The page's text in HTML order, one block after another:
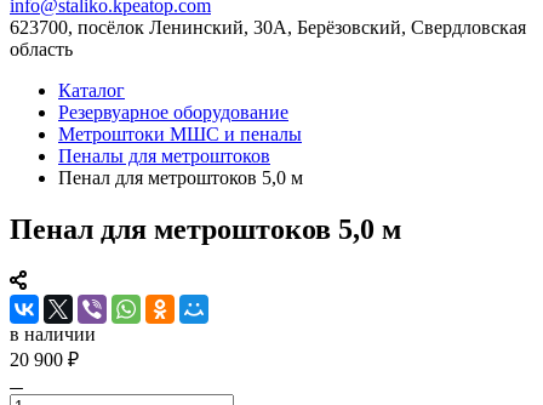
info@staliko.kpeatop.com
623700, посёлок Ленинский, 30А, Берёзовский, Свердловская
область
Каталог
Резервуарное оборудование
Метроштоки МШС и пеналы
Пеналы для метроштоков
Пенал для метроштоков 5,0 м
Пенал для метроштоков 5,0 м
в наличии
20 900 ₽